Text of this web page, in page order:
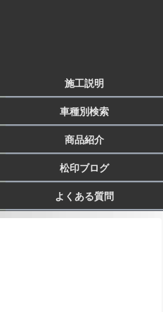
施工説明
車種別検索
商品紹介
松印ブログ
よくある質問